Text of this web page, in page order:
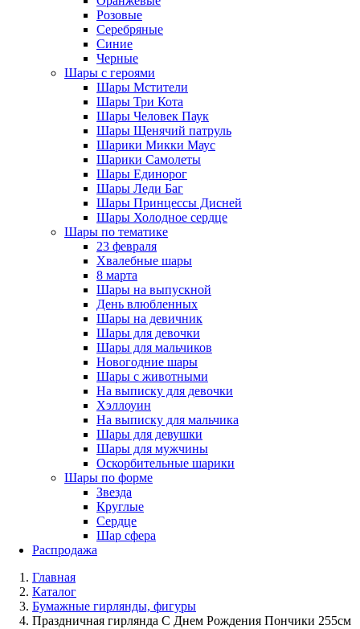
Розовые
Серебряные
Синие
Черные
Шары с героями
Шары Мстители
Шары Три Кота
Шары Человек Паук
Шары Щенячий патруль
Шарики Микки Маус
Шарики Самолеты
Шары Единорог
Шары Леди Баг
Шары Принцессы Дисней
Шары Холодное сердце
Шары по тематике
23 февраля
Хвалебные шары
8 марта
Шары на выпускной
День влюбленных
Шары на девичник
Шары для девочки
Шары для мальчиков
Новогодние шары
Шары с животными
На выписку для девочки
Хэллоуин
На выписку для мальчика
Шары для девушки
Шары для мужчины
Оскорбительные шарики
Шары по форме
Звезда
Круглые
Сердце
Шар сфера
Распродажа
Главная
Каталог
Бумажные гирлянды, фигуры
Праздничная гирлянда С Днем Рождения Пончики 255см